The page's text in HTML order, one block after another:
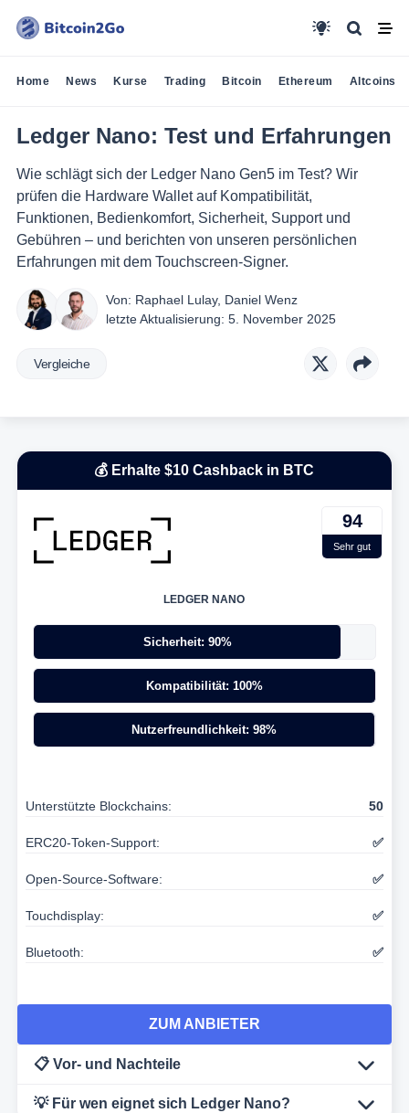
Home News Kurse Trading Bitcoin Ethereum Altcoins
Ledger Nano: Test und Erfahrungen
Wie schlägt sich der Ledger Nano Gen5 im Test? Wir
prüfen die Hardware Wallet auf Kompatibilität,
Funktionen, Bedienkomfort, Sicherheit, Support und
Gebühren – und berichten von unseren persönlichen
Erfahrungen mit dem Touchscreen-Signer.
Von: Raphael Lulay, Daniel Wenz
letzte Aktualisierung: 5. November 2025
Vergleiche
💰 Erhalte $10 Cashback in BTC
94
Sehr gut
LEDGER NANO
Sicherheit: 90%
Kompatibilität: 100%
Nutzerfreundlichkeit: 98%
Unterstützte Blockchains: 50
ERC20-Token-Support: ✅
Open-Source-Software: ✅
Touchdisplay: ✅
Bluetooth: ✅
ZUM ANBIETER
📋 Vor- und Nachteile
💡 Für wen eignet sich Ledger Nano?